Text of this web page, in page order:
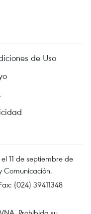
de Uso
11 de septiembre de
Comunicación.
(024) 39411348